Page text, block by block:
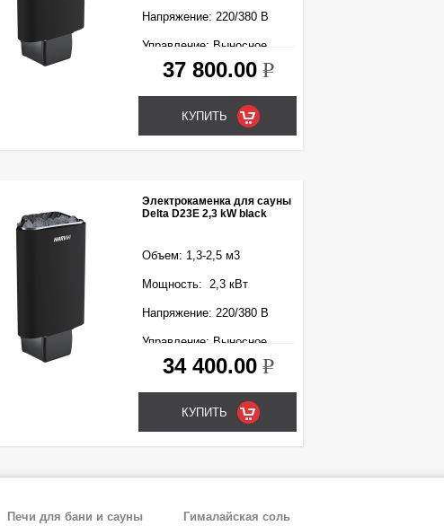
Напряжение: 220/380 В
Управление: Выносное
(входит в комплект)
37 800.00 k
Электрокаменка для сауны
Delta D23E 2,3 kW black
Объем: 1,3-2,5 м3
Мощность: 2,3 кВт
Напряжение: 220/380 В
Управление: Выносное
(входит в комплект)
34 400.00 k
Печи для бани и сауны
Гималайская соль